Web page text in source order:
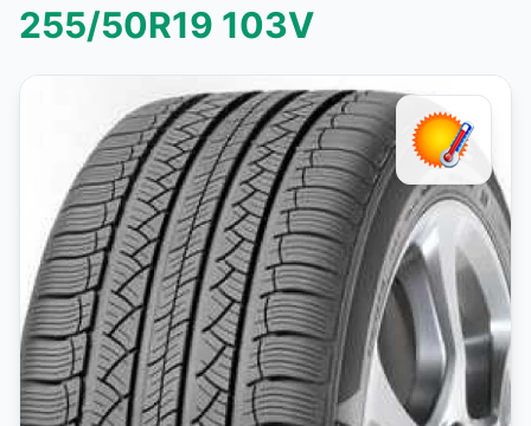
255/50R19 103V